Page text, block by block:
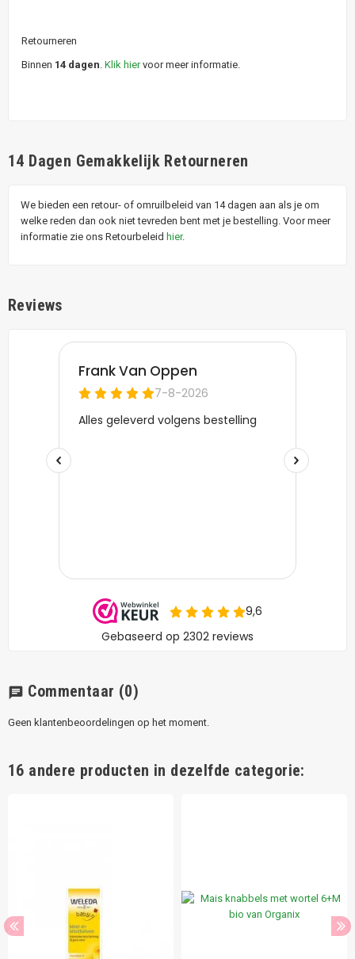
Retourneren
Binnen 14 dagen Klik hiervoor meer informatie.
14 Dagen Gemakkelijk Retourneren
We bieden een retour- of omruilbeleid van 14 dagen aan als je om
welke reden dan ook niet tevreden bent met je bestelling. Voor meer
informatie zie ons Retourbeleid hier.
Reviews
chat Commentaar (0)
Geen klantenbeoordelingen op het moment.
16 andere producten in dezelfde categorie: